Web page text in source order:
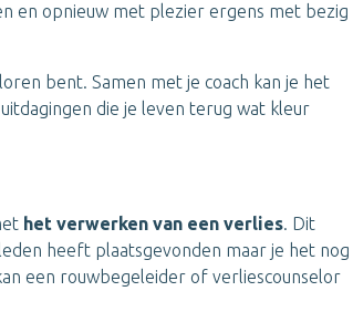
en opnieuw met plezier ergens met bezig
bent. Samen met je coach kan je het
die je leven terug wat kleur
het verwerken van een verlies. Dit
heeft plaatsgevonden maar je het nog
een rouwbegeleider of verliescounselor